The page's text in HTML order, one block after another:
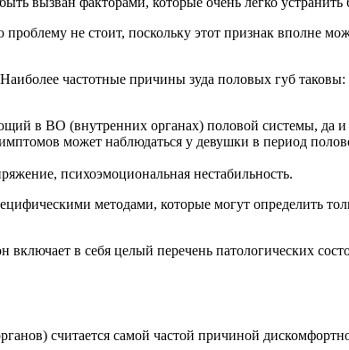
не стоит, поскольку этот признак вполне
Наиболее частотные причины зуда половых губ таковы:
в ВО (внутренних органах) половой системы, да и
может наблюдаться у девушки в период
психоэмоциональная нестабильность.
методами, которые могут определить
в себя целый перечень патологических
считается самой частой причиной